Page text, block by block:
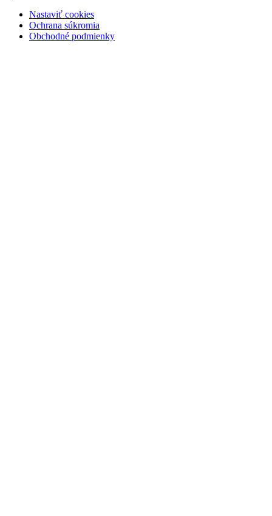
Nastaviť cookies
Ochrana súkromia
Obchodné podmienky